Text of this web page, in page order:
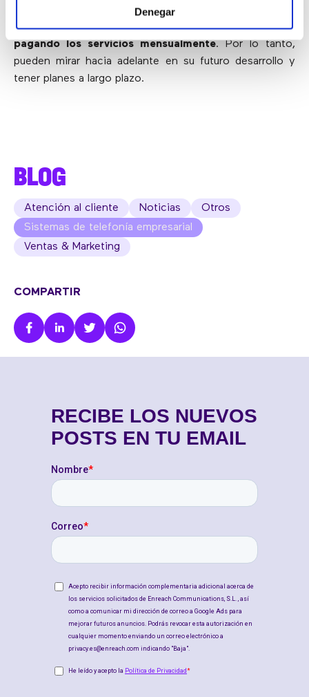
Denegar
el modelo SaaS admite la capacidad de
crecer, la escalabilidad y los clientes ahorran dinero
pagando los servicios mensualmente. Por lo tanto,
pueden mirar hacia adelante en su futuro desarrollo y
tener planes a largo plazo.
BLOG
Atención al cliente Noticias
Otros
Sistemas de telefonía empresarial
Ventas & Marketing
COMPARTIR